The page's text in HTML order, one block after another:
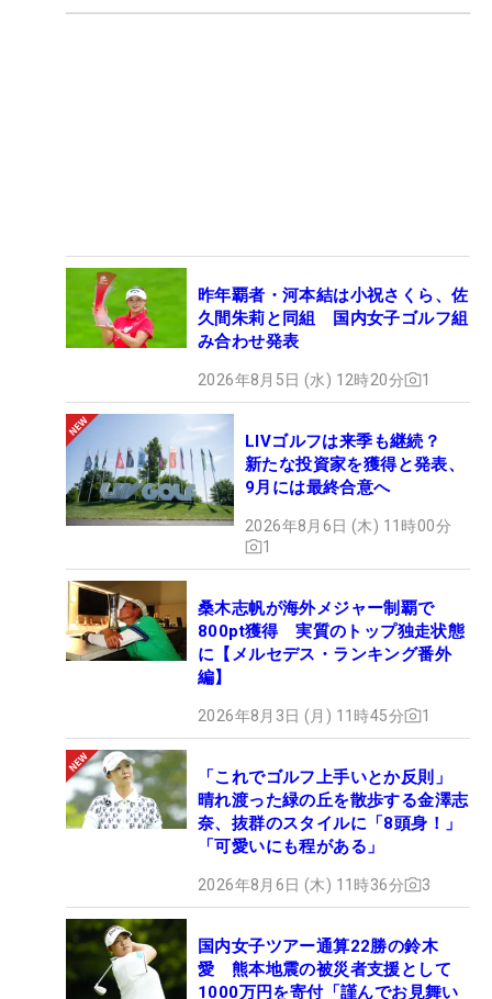
昨年覇者・河本結は小祝さくら、佐
久間朱莉と同組 国内女子ゴルフ組
み合わせ発表
2026年8月5日 (水) 12時20分 1
LIVゴルフは来季も継続？
新たな投資家を獲得と発表、
9月には最終合意へ
2026年8月6日 (木) 11時00分
1
桑木志帆が海外メジャー制覇で
800pt獲得 実質のトップ独走状態
に【メルセデス・ランキング番外
編】
2026年8月3日 (月) 11時45分 1
「これでゴルフ上手いとか反則」
晴れ渡った緑の丘を散歩する金澤志
奈、抜群のスタイルに「8頭身！」
「可愛いにも程がある」
2026年8月6日 (木) 11時36分 3
国内女子ツアー通算22勝の鈴木
愛 熊本地震の被災者支援として
1000万円を寄付「謹んでお見舞い